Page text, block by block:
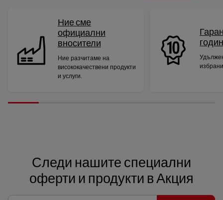
Ние сме
официални
вносители
Ние разчитаме на
висококачествени продукти
и услуги.
Следи нашите специални
оферти и продукти в Акция